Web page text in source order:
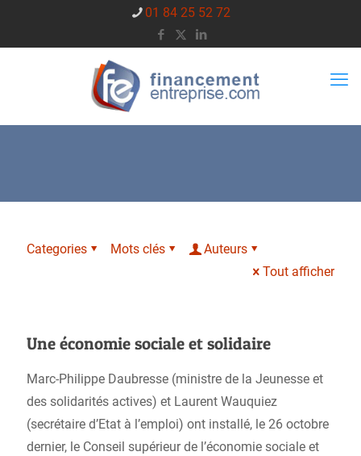
01 84 25 52 72
Categories Mots clés
Auteurs
Tout afficher
Une économie sociale et solidaire
Marc-Philippe Daubresse (ministre de la Jeunesse et
des solidarités actives) et Laurent Wauquiez
(secrétaire d’Etat à l’emploi) ont installé, le 26 octobre
dernier, le Conseil supérieur de l’économie sociale et